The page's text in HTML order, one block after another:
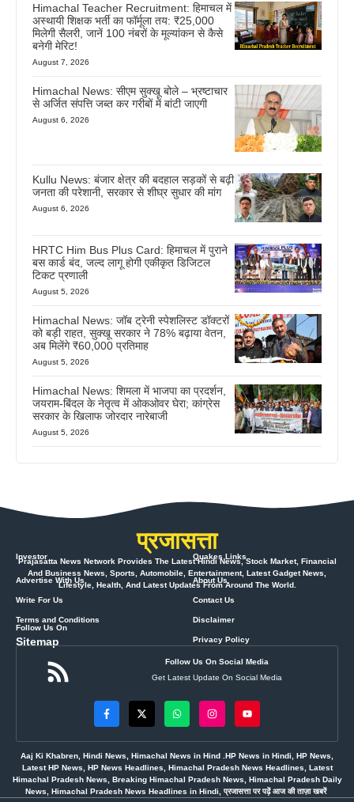
Himachal Teacher Recruitment: हिमाचल में
अस्थायी शिक्षक भर्ती का फॉर्मूला तय: ₹25,000
मिलेगी सैलरी, जानें 100 नंबरों के मूल्यांकन से कैसे
बनेगी मेरिट!
August 7, 2026
Himachal News: सीएम सुक्खू बोले – भ्रष्टाचार
से अर्जित संपत्ति जब्त कर गरीबों में बांटी जाएगी
August 6, 2026
Kullu News: बंजार क्षेत्र की बदहाल सड़कों से बढ़ी
जनता की परेशानी, सरकार से शीघ्र सुधार की मांग
August 6, 2026
HRTC Him Bus Plus Card: हिमाचल में पुराने
बस कार्ड बंद, जल्द लागू होगी एकीकृत डिजिटल
टिकट प्रणाली
August 5, 2026
Himachal News: जॉब ट्रेनी स्पेशलिस्ट डॉक्टरों
को बड़ी राहत, सुक्खू सरकार ने 78% बढ़ाया वेतन,
अब मिलेंगे ₹60,000 प्रतिमाह
August 5, 2026
Himachal News: शिमला में भाजपा का प्रदर्शन,
जयराम-बिंदल के नेतृत्व में ओकओवर घेरा; कांग्रेस
सरकार के खिलाफ जोरदार नारेबाजी
August 5, 2026
प्रजासत्ता
Prajasatta News Network Provides The Latest Hindi News, Stock Market, Financial
And Business News, Sports, Automobile, Entertainment, Latest Gadget News,
Lifestyle, Health, And Latest Updates From Around The World.
Investor
Advertise With Us
Write For Us
Terms and Conditions
Sitemap
Quakes Links
About Us
Contact Us
Disclaimer
Privacy Policy
Follow Us On
Follow Us On Social Media
Get Latest Update On Social Media
Aaj Ki Khabren, Hindi News, Himachal News in Hind .HP News in Hindi, HP News,
Latest HP News, HP News Headlines, Himachal Pradesh News Headlines, Latest
Himachal Pradesh News, Breaking Himachal Pradesh News, Himachal Pradesh Daily
News, Himachal Pradesh News Headlines in Hindi, प्रजासत्ता पर पढ़ें आज की ताज़ा खबरें